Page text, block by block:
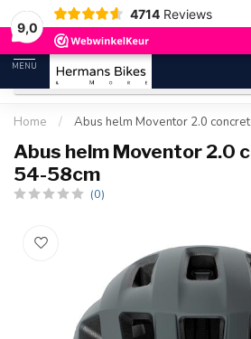
9,0
4714 Reviews
30 dagen bedenktijd
MENU
Home / Abus helm Moventor 2.0
Abus helm Moventor 2.0
54-58cm
(0)